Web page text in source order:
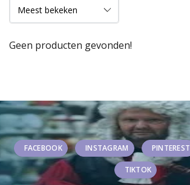
Geen producten gevonden!
FACEBOOK INSTAGRAM PINTEREST
TIKTOK